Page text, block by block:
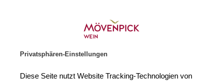
Privatsphären-Einstellungen
Diese Seite nutzt Website Tracking-Technologien von